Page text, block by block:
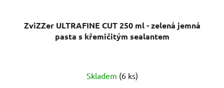
ZviZZer ULTRAFINE CUT 250 ml - zelená jemná
pasta s křemičitým sealantem
hodnocení
Skladem (6 ks)